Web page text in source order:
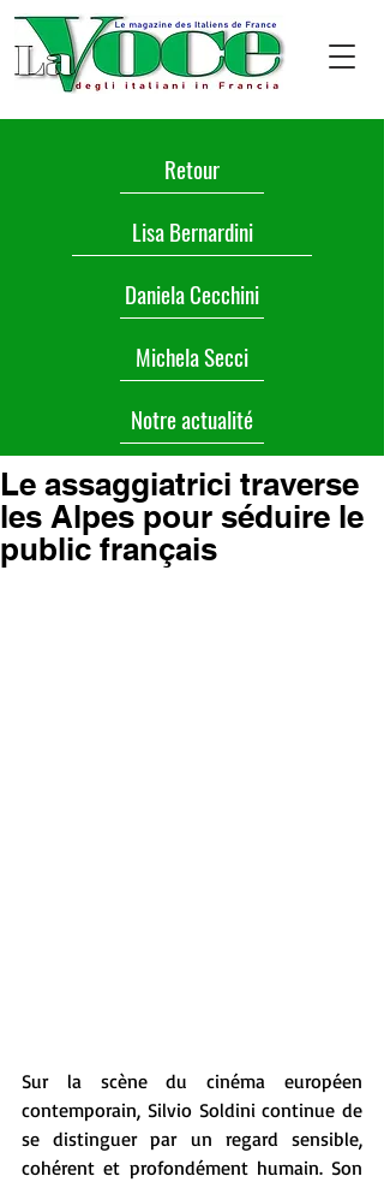
Retour
Lisa Bernardini
Daniela Cecchini
Michela Secci
Notre actualité
Le assaggiatrici traverse
les Alpes pour séduire le
public français
Sur la scène du cinéma européen
contemporain, Silvio Soldini continue de
se distinguer par un regard sensible,
cohérent et profondément humain. Son